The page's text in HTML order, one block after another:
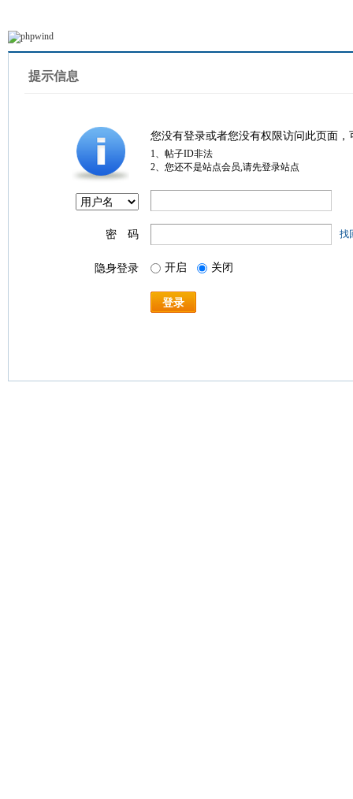
提示信息
您没有登录或者您没有权限访问此页面
1、帖子ID非法
2、您还不是站点会员,请先登录站点
密 码 找
隐身登录 开启 关闭
登录